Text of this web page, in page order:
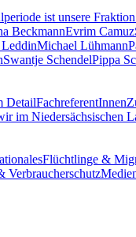
ist unsere
BeckmannEvrim Camuz
LeddinMichael Lühmann
Swantje SchendelPippa
DetailFachreferentInnen
im Nieder­sächsischen
Flüchtlinge &
Verbraucherschutz